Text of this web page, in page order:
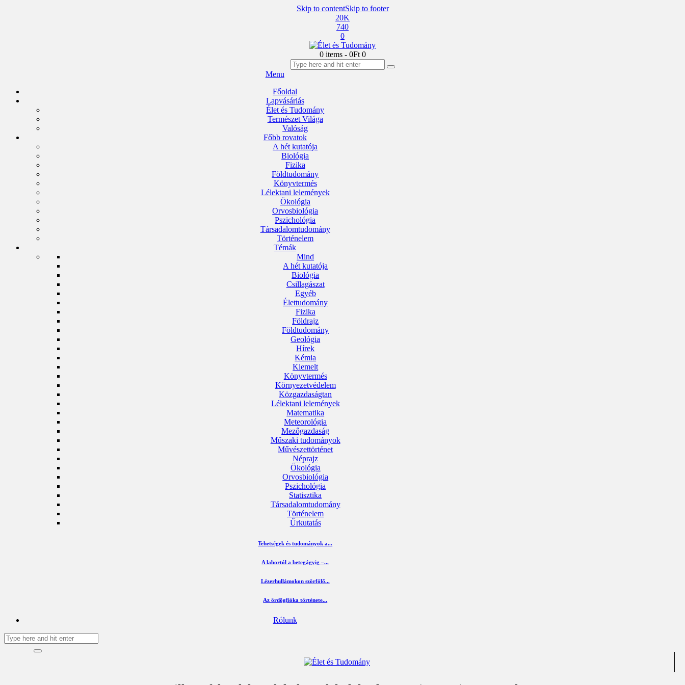
Skip to contentSkip to footer
20K
740
0
0 items - 0Ft 0
Menu
Főoldal
Lapvásárlás
Élet és Tudomány
Természet Világa
Valóság
Főbb rovatok
A hét kutatója
Biológia
Fizika
Földtudomány
Könyvtermés
Lélektani lelemények
Ökológia
Orvosbiológia
Pszichológia
Társadalomtudomány
Történelem
Témák
Mind
A hét kutatója
Biológia
Csillagászat
Egyéb
Élettudomány
Fizika
Földrajz
Földtudomány
Geológia
Hírek
Kémia
Kiemelt
Könyvtermés
Környezetvédelem
Közgazdaságtan
Lélektani lelemények
Matematika
Meteorológia
Mezőgazdaság
Műszaki tudományok
Művészettörténet
Néprajz
Ökológia
Orvosbiológia
Pszichológia
Statisztika
Társadalomtudomány
Történelem
Űrkutatás
Tehetségek és tudományok a...
A labortól a betegágyig –...
Lézerhullámokon szörfölő...
Az ördögfióka története...
Rólunk